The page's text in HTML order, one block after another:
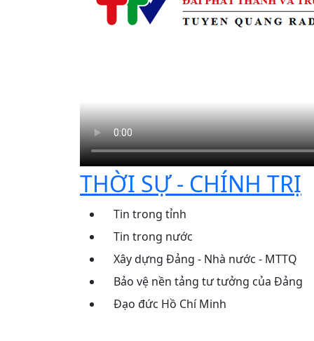
THỜI SỰ - CHÍNH TRỊ
Tin trong tỉnh
Tin trong nước
Xây dựng Đảng - Nhà nước - MTTQ
Bảo vệ nền tảng tư tưởng của Đảng
Đạo đức Hồ Chí Minh